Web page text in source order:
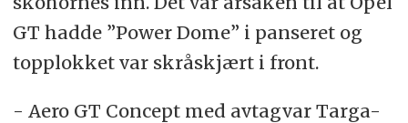
GT hadde ”Power Dome” i panseret og
topplokket var skråskjært i front.
- Aero GT Concept med avtagvar Targa-